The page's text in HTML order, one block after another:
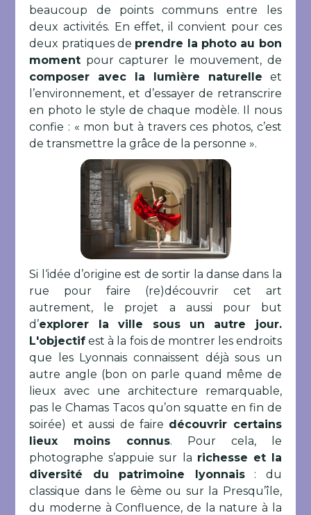
beaucoup de points communs entre les
deux activités. En effet, il convient pour ces
deux pratiques de prendre la photo au bon
moment pour capturer le mouvement, de
composer avec la lumière naturelle et
l’environnement, et d’essayer de retranscrire
en photo le style de chaque modèle. Il nous
confie : « mon but à travers ces photos, c’est
de transmettre la grâce de la personne ».
Si l‘idée d’origine est de sortir la danse dans la
rue pour faire (re)découvrir cet art
autrement, le projet a aussi pour but
d’explorer la ville sous un autre jour.
L'objectif est à la fois de montrer les endroits
que les Lyonnais connaissent déjà sous un
autre angle (bon on parle quand même de
lieux avec une architecture remarquable,
pas le Chamas Tacos qu’on squatte en fin de
soirée) et aussi de faire découvrir certains
lieux moins connus. Pour cela, le
photographe s’appuie sur la richesse et la
diversité du patrimoine lyonnais: du
classique dans le 6ème ou sur la Presqu’île,
du moderne à Confluence, de la nature à la